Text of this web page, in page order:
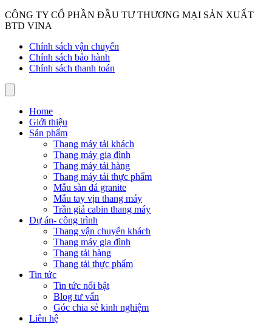
CÔNG TY CỔ PHẦN ĐẦU TƯ THƯƠNG MẠI SẢN XUẤT
BTD VINA
Chính sách vận chuyển
Chính sách bảo hành
Chính sách thanh toán
Home
Giới thiệu
Sản phẩm
Thang máy tải khách
Thang máy gia đình
Thang máy tải hàng
Thang máy tải thực phẩm
Mẫu sàn đá granite
Mẫu tay vịn thang máy
Trần giả cabin thang máy
Dự án- công trình
Thang vận chuyển khách
Thang máy gia đình
Thang tải hàng
Thang tải thực phẩm
Tin tức
Tin tức nổi bật
Blog tư vấn
Góc chia sẻ kinh nghiệm
Liên hệ